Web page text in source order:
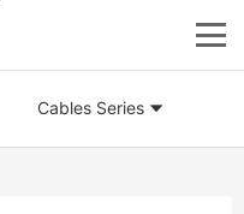
Cables Series